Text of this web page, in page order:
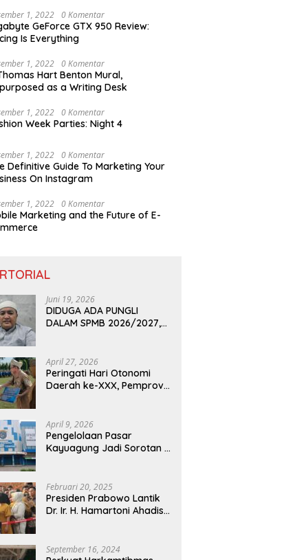
1, 2022 0 Komentar
GeForce GTX 950 Review:
Is Everything
1, 2022 0 Komentar
Hart Benton Mural,
as a Writing Desk
1, 2022 0 Komentar
Week Parties: Night 4
1, 2022 0 Komentar
Definitive Guide To Marketing Your
On Instagram
1, 2022 0 Komentar
Marketing and the Future of E-
Juni 19, 2026
DIDUGA ADA PUNGLI
DALAM SPMB 2026/2027,
AKAN DITINDAK TEGAS
April 27, 2026
Peringati Hari Otonomi
Daerah ke-XXX, Pemprov
Kemandirian Fiskal
April 9, 2026
Pengelolaan Pasar
Kayuagung Jadi Sorotan –
Oknum Dishub dan
Perdagangan
Februari 20, 2025
Presiden Prabowo Lantik
Dr. Ir. H. Hamartoni Ahadis,
Wakil Bupati Lampung
September 16, 2024